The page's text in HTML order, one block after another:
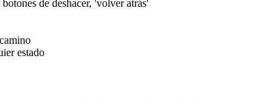
de deshacer, 'volver atrás'
estado